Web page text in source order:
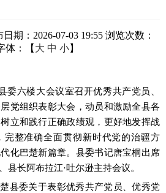
日期：2026-07-03 19:55 浏览次数：
体：【 大 中 小】
委六楼大会议室召开优秀共产党员、
党组织表彰大会，动员和激励全县各
立和践行正确政绩观，更好地发挥战
完整准确全面贯彻新时代党的治疆方
化巴楚新篇章。县委书记唐宝桐出席
县长阿布拉江·吐尔逊主持会议。
县委关于表彰优秀共产党员、优秀党